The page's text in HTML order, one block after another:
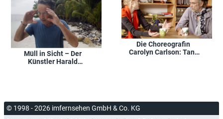
Müll in Sicht – Der
Künstler Harald
Die Choreografin
Carolyn Carlson: Tanz
© 1998 - 2026 imfernsehen GmbH & Co. KG